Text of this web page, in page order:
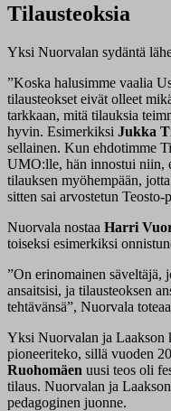
Tilausteoksia
Yksi Nuorvalan sydäntä
”Koska halusimme vaalia
tilausteokset eivät olleet
tarkkaan, mitä tilauksia
hyvin. Esimerkiksi Jukka
sellainen. Kun ehdotimme
UMO:lle, hän innostui niin,
tilauksen myöhempään,
sitten sai arvostetun Teosto-
Nuorvala nostaa Harri
toiseksi esimerkiksi
”On erinomainen säveltäjä,
ansaitsisi, ja tilausteoksen
tehtävänsä”, Nuorvala
Yksi Nuorvalan ja Laakson
pioneeriteko, sillä vuoden
Ruohomäen uusi teos oli
tilaus. Nuorvalan ja
pedagoginen juonne.